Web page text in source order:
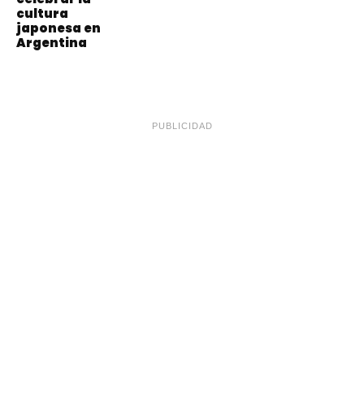
cultura
japonesa en
Argentina
PUBLICIDAD